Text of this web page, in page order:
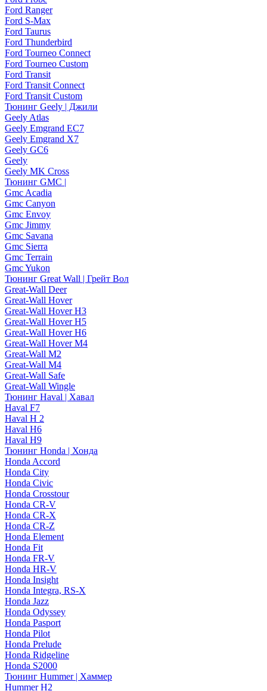
Ford Ranger
Ford S-Max
Ford Taurus
Ford Thunderbird
Ford Tourneo Connect
Ford Tourneo Custom
Ford Transit
Ford Transit Connect
Ford Transit Custom
Тюнинг Geely | Джили
Geely Atlas
Geely Emgrand EC7
Geely Emgrand X7
Geely GC6
Geely
Geely MK Cross
Тюнинг GMC |
Gmc Acadia
Gmc Canyon
Gmc Envoy
Gmc Jimmy
Gmc Savana
Gmc Sierra
Gmc Terrain
Gmc Yukon
Тюнинг Great Wall | Грейт Вол
Great-Wall Deer
Great-Wall Hover
Great-Wall Hover H3
Great-Wall Hover H5
Great-Wall Hover H6
Great-Wall Hover M4
Great-Wall M2
Great-Wall M4
Great-Wall Safe
Great-Wall Wingle
Тюнинг Haval | Хавал
Haval F7
Haval H 2
Haval H6
Haval H9
Тюнинг Honda | Хонда
Honda Accord
Honda City
Honda Civic
Honda Crosstour
Honda CR-V
Honda CR-X
Honda CR-Z
Honda Element
Honda Fit
Honda FR-V
Honda HR-V
Honda Insight
Honda Integra, RS-X
Honda Jazz
Honda Odyssey
Honda Pasport
Honda Pilot
Honda Prelude
Honda Ridgeline
Honda S2000
Тюнинг Hummer | Хаммер
Hummer H2